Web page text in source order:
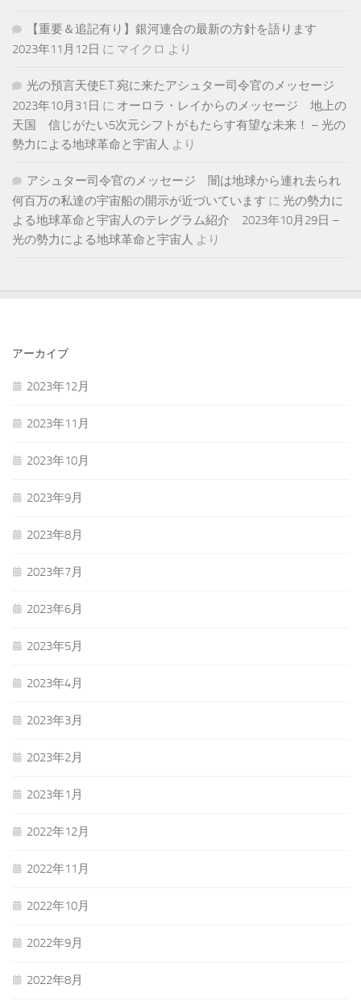
【重要＆追記有り】銀河連合の最新の方針を語ります
2023年11月12日 に マイクロ より
光の預言天使E.T.宛に来たアシュター司令官のメッセージ
2023年10月31日 に オーロラ・レイからのメッセージ 地上の
天国 信じがたい5次元シフトがもたらす有望な未来！ – 光の
勢力による地球革命と宇宙人 より
アシュター司令官のメッセージ 闇は地球から連れ去られ
何百万の私達の宇宙船の開示が近づいています に 光の勢力に
よる地球革命と宇宙人のテレグラム紹介 2023年10月29日 –
光の勢力による地球革命と宇宙人 より
アーカイブ
2023年12月
2023年11月
2023年10月
2023年9月
2023年8月
2023年7月
2023年6月
2023年5月
2023年4月
2023年3月
2023年2月
2023年1月
2022年12月
2022年11月
2022年10月
2022年9月
2022年8月